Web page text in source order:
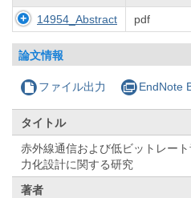
14954_Abstract pdf
論文情報
ファイル出力 EndNote
タイトル
赤外線通信および低ビットレー
力化設計に関する研究
著者